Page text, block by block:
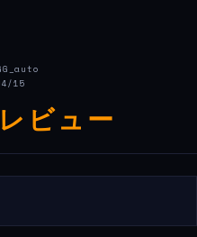
15
ビュー